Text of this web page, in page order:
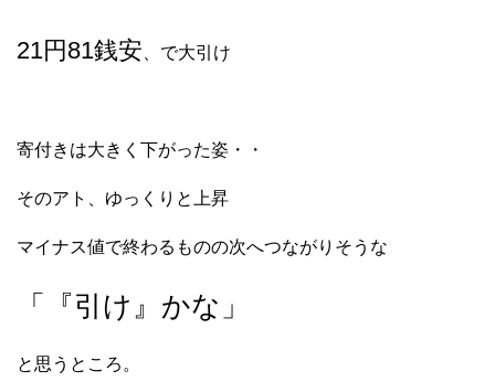
21円81銭安 、で大引け
寄付きは大きく下がった姿・・
そのアト、ゆっくりと上昇
マイナス値で終わるものの次へつながりそうな
「『引け』かな」
と思うところ。